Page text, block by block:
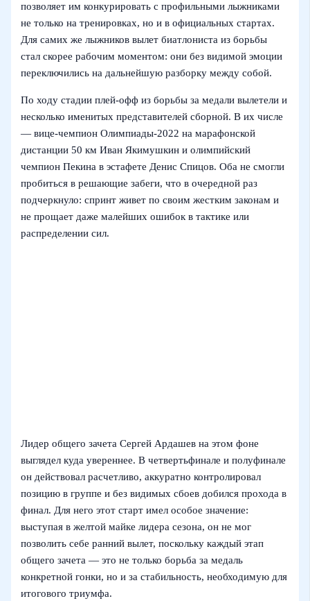
позволяет им конкурировать с профильными лыжниками
не только на тренировках, но и в официальных стартах.
Для самих же лыжников вылет биатлониста из борьбы
стал скорее рабочим моментом: они без видимой эмоции
переключились на дальнейшую разборку между собой.
По ходу стадии плей-офф из борьбы за медали вылетели и
несколько именитых представителей сборной. В их числе
— вице-чемпион Олимпиады‑2022 на марафонской
дистанции 50 км Иван Якимушкин и олимпийский
чемпион Пекина в эстафете Денис Спицов. Оба не смогли
пробиться в решающие забеги, что в очередной раз
подчеркнуло: спринт живет по своим жестким законам и
не прощает даже малейших ошибок в тактике или
распределении сил.
Лидер общего зачета Сергей Ардашев на этом фоне
выглядел куда увереннее. В четвертьфинале и полуфинале
он действовал расчетливо, аккуратно контролировал
позицию в группе и без видимых сбоев добился прохода в
финал. Для него этот старт имел особое значение:
выступая в желтой майке лидера сезона, он не мог
позволить себе ранний вылет, поскольку каждый этап
общего зачета — это не только борьба за медаль
конкретной гонки, но и за стабильность, необходимую для
итогового триумфа.